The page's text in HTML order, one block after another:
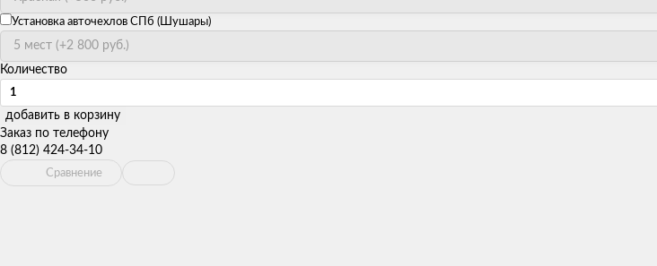
Установка авточехлов СПб (Шушары)
Количество
добавить в корзину
Заказ по телефону
8 (812) 424-34-10
Сравнение